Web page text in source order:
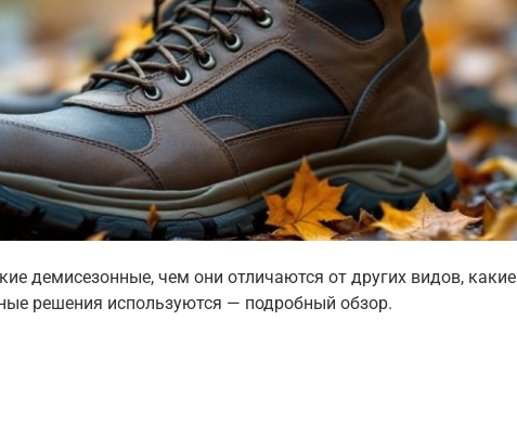
демисезонные, чем они отличаются от других видов, какие
решения используются — подробный обзор.